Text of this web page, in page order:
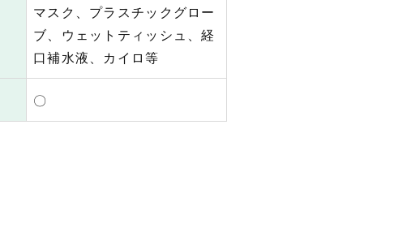
マスク、プラスチックグロー
ブ、ウェットティッシュ、経
口補水液、カイロ等
〇